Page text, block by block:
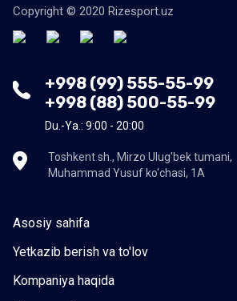
Copyright © 2020 Rizesport.uz
+998 (99) 555-55-99
+998 (88) 500-55-99
Du.-Ya.: 9:00 - 20:00
Toshkent sh., Mirzo Ulug'bek tumani,
Muhammad Yusuf ko'chasi, 1A
Asosiy sahifa
Yetkazib berish va to'lov
Kompaniya haqida